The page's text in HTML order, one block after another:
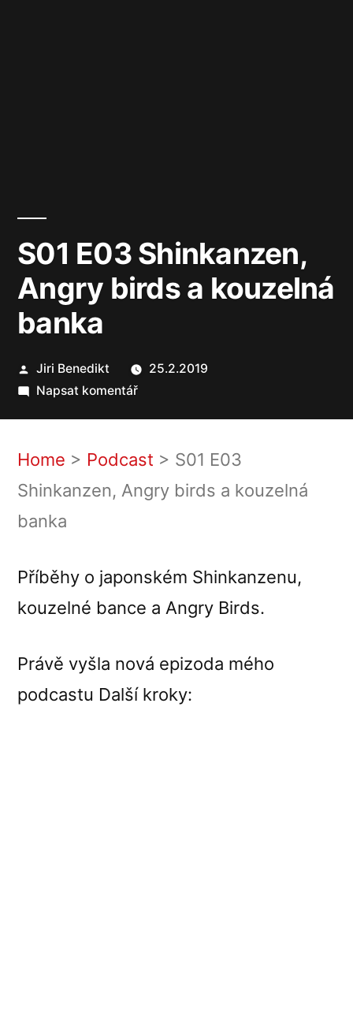
S01 E03 Shinkanzen,
Angry birds a kouzelná
banka
Autor
Jiri Benedikt
25.2.2019
Napsat komentářpro
Shinkanzen,
birds
banka
Home > Podcast > S01 E03
Shinkanzen, Angry birds a kouzelná
banka
Příběhy o japonském Shinkanzenu,
kouzelné bance a Angry Birds.
Právě vyšla nová epizoda mého
podcastu Další kroky: